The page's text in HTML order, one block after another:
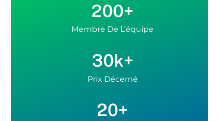
200+
Membre De L’équipe
30k+
Prix Décerné
20+